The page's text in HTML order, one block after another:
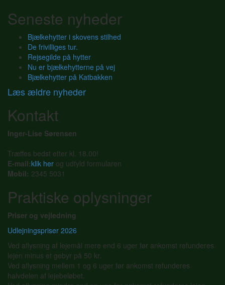
Seneste nyheder
Bjælkehytter i skovens stilhed
De frivilliges tur.
Rejsegilde på hytter
Nu er bjælkehytterne på vej
Bjælkehytter på Katbakken
Læs ældre nyheder
Kontakt
Inger-Lise Sørensen
Træffes bedst efter kl. 18.00!
E-mail:klik her og udfyld formularen
Mobil: 2345 5031
Praktiske oplysninger
Priser og vejledning
Udlejningspriser 2026
Ved aflysning af lejemål mere end 6 uger før ankomst refunderes
lejen minus et gebyr på 50 kr.
Ved aflysning mellem 1 og 6 uger før ankomst refunderes
halvdelen af lejebeløbet.